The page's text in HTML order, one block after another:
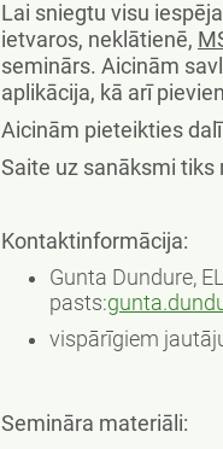
Lai sniegtu visu
ietvaros, neklātienē,
seminārs. Aicinām
aplikācija, kā arī
Aicinām pieteikties
Saite uz sanāksmi
Kontaktinformācija:
Gunta Dundure,
pasts:
vispārīgiem
Semināra materiāli: